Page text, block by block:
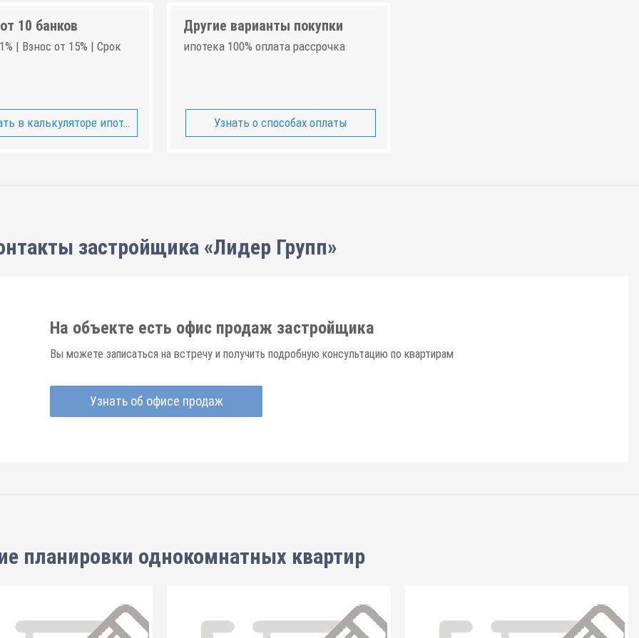
10 банков
| Взнос от 15% | Срок
в калькуляторе ипотеки
Другие варианты покупки
ипотека 100% оплата рассрочка
Узнать о способах оплаты
застройщика «Лидер Групп»
На объекте есть офис продаж застройщика
Вы можете записаться на встречу и получить подробную консультацию по квартирам
Узнать об офисе продаж
планировки однокомнатных квартир